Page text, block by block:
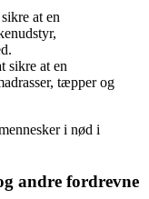
at en
sikre at en
tæpper og
i nød i
andre fordrevne